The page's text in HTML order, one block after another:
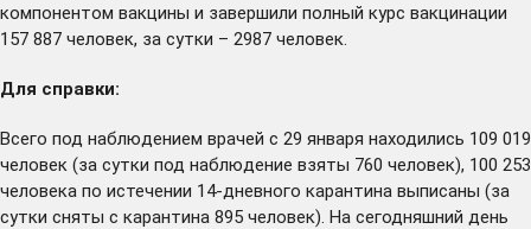
компонентом вакцины и завершили полный курс вакцинации
157 887 человек, за сутки – 2987 человек.
Для справки:
Всего под наблюдением врачей с 29 января находились 109 019
человек (за сутки под наблюдение взяты 760 человек), 100 253
человека по истечении 14-дневного карантина выписаны (за
сутки сняты с карантина 895 человек). На сегодняшний день